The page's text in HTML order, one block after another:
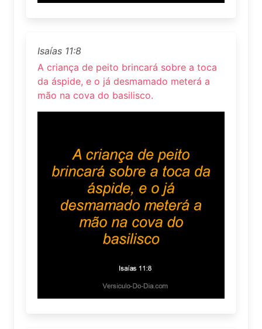
Isaías 11:8
A criança de peito brincará sobre a toca
da áspide, e o já desmamado meterá a
mão na cova do basilisco.